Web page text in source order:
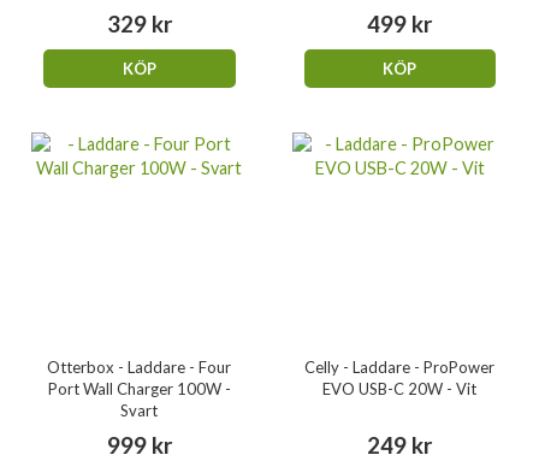
329 kr
KÖP
499 kr
KÖP
Otterbox - Laddare - Four
Port Wall Charger 100W -
Svart
999 kr
Celly - Laddare - ProPower
EVO USB-C 20W - Vit
249 kr